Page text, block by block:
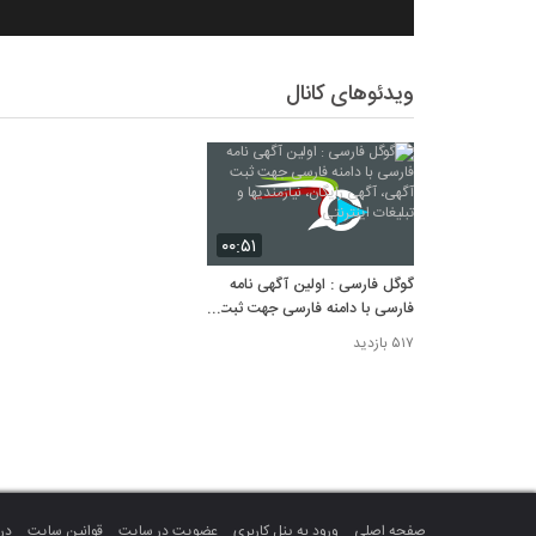
ویدئوهای کانال
۰۰:۵۱
گوگل فارسی : اولین آگهی نامه
فارسی با دامنه فارسی جهت ثبت
آگهی، آگهی رایگان، نیازمندیها و
تبلیغات اینترنتی
۵۱۷ بازدید
صفحه اصلی ورود به پنل کاربری عضویت در سایت قوانین سایت